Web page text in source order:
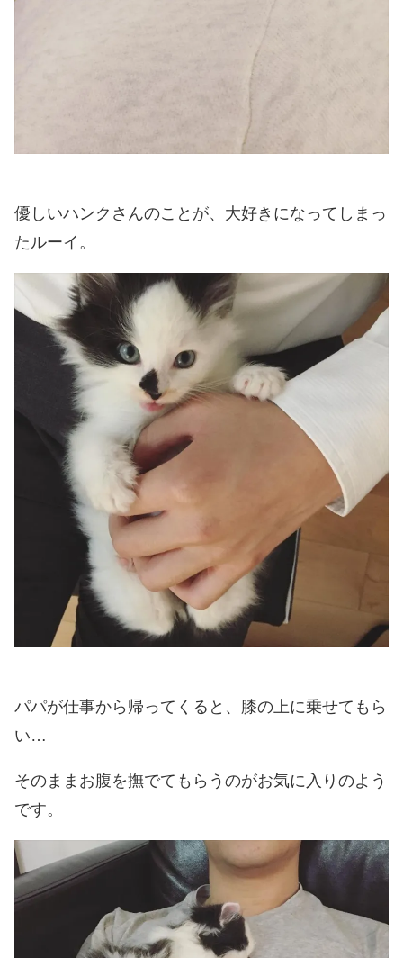
優しいハンクさんのことが、大好きになってしまっ
たルーイ。
パパが仕事から帰ってくると、膝の上に乗せてもら
い…
そのままお腹を撫でてもらうのがお気に入りのよう
です。